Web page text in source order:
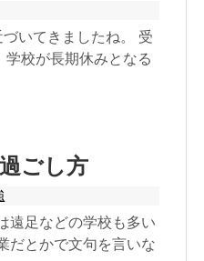
いてきましたね。 受
校が長期休みとなる
ごし方
遠足などの学校も多い
だとかで文句を言いな